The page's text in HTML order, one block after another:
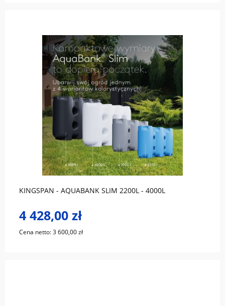
KINGSPAN - AQUABANK SLIM 2200L - 4000L
4 428,00 zł
Cena netto:3 600,00 zł
do koszyka